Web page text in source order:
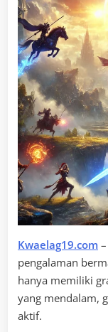
Kwaelag19.com –
pengalaman
hanya memiliki
yang mendalam,
aktif.